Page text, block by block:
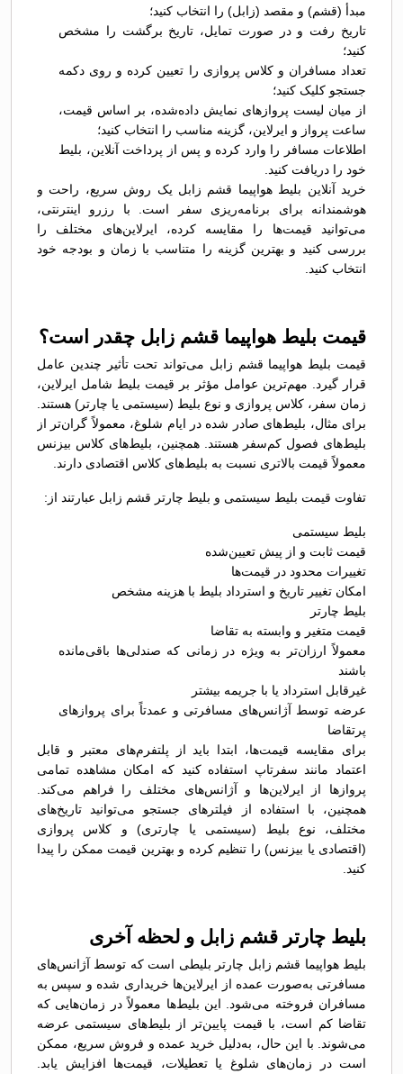
مبدأ (قشم) و مقصد (زابل) را انتخاب کنید؛
تاریخ رفت و در صورت تمایل، تاریخ برگشت را مشخص
کنید؛
تعداد مسافران و کلاس پروازی را تعیین کرده و روی دکمه
جستجو کلیک کنید؛
از میان لیست پروازهای نمایش داده‌شده، بر اساس قیمت،
ساعت پرواز و ایرلاین، گزینه مناسب را انتخاب کنید؛
اطلاعات مسافر را وارد کرده و پس از پرداخت آنلاین، بلیط
خود را دریافت کنید.
خرید آنلاین بلیط هواپیما قشم زابل یک روش سریع، راحت و
هوشمندانه برای برنامه‌ریزی سفر است. با رزرو اینترنتی،
می‌توانید قیمت‌ها را مقایسه کرده، ایرلاین‌های مختلف را
بررسی کنید و بهترین گزینه را متناسب با زمان و بودجه خود
انتخاب کنید.
قیمت بلیط هواپیما قشم زابل چقدر است؟
قیمت بلیط هواپیما قشم زابل می‌تواند تحت تأثیر چندین عامل
قرار گیرد. مهم‌ترین عوامل مؤثر بر قیمت بلیط شامل ایرلاین،
زمان سفر، کلاس پروازی و نوع بلیط (سیستمی یا چارتر) هستند.
برای مثال، بلیط‌های صادر شده در ایام شلوغ، معمولاً گران‌تر از
بلیط‌های فصول کم‌سفر هستند. همچنین، بلیط‌های کلاس بیزنس
معمولاً قیمت بالاتری نسبت به بلیط‌های کلاس اقتصادی دارند.
تفاوت قیمت بلیط سیستمی و بلیط چارتر قشم زابل عبارتند از:
بلیط سیستمی
قیمت ثابت و از پیش تعیین‌شده
تغییرات محدود در قیمت‌ها
امکان تغییر تاریخ و استرداد بلیط با هزینه مشخص
بلیط چارتر
قیمت متغیر و وابسته به تقاضا
معمولاً ارزان‌تر به ویژه در زمانی که صندلی‌ها باقی‌مانده
باشند
غیرقابل استرداد یا با جریمه بیشتر
عرضه توسط آژانس‌های مسافرتی و عمدتاً برای پروازهای
پرتقاضا
برای مقایسه قیمت‌ها، ابتدا باید از پلتفرم‌های معتبر و قابل
اعتماد مانند سفرتاپ استفاده کنید که امکان مشاهده تمامی
پروازها از ایرلاین‌ها و آژانس‌های مختلف را فراهم می‌کند.
همچنین، با استفاده از فیلترهای جستجو می‌توانید تاریخ‌های
مختلف، نوع بلیط (سیستمی یا چارتری) و کلاس پروازی
(اقتصادی یا بیزنس) را تنظیم کرده و بهترین قیمت ممکن را پیدا
کنید.
بلیط چارتر قشم زابل و لحظه آخری
بلیط هواپیما قشم زابل چارتر بلیطی است که توسط آژانس‌های
مسافرتی به‌صورت عمده از ایرلاین‌ها خریداری شده و سپس به
مسافران فروخته می‌شود. این بلیط‌ها معمولاً در زمان‌هایی که
تقاضا کم است، با قیمت پایین‌تر از بلیط‌های سیستمی عرضه
می‌شوند. با این حال، به‌دلیل خرید عمده و فروش سریع، ممکن
است در زمان‌های شلوغ یا تعطیلات، قیمت‌ها افزایش یابد.